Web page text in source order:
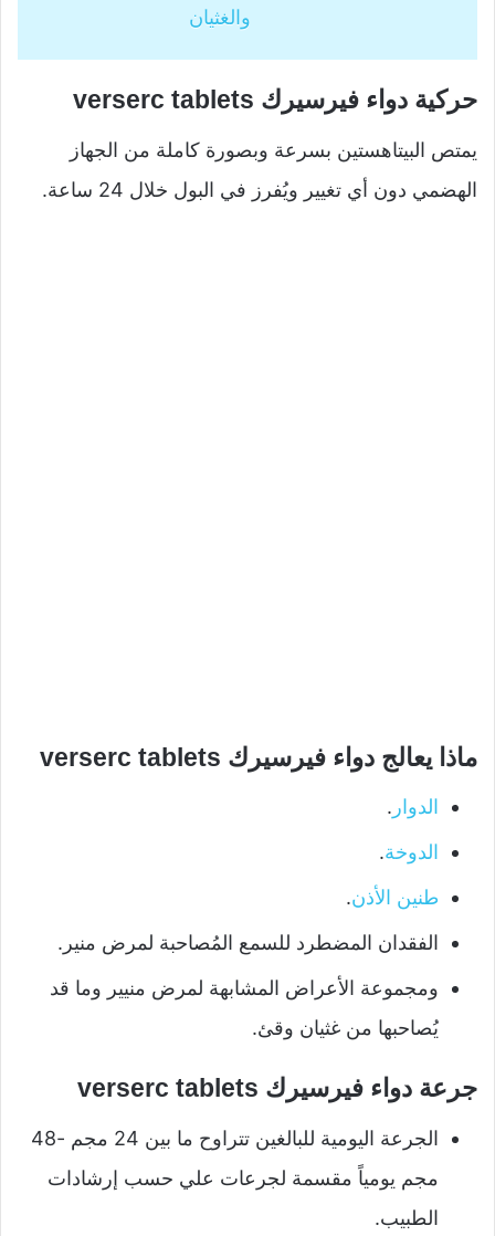
والغثيان
حركية دواء فيرسيرك verserc tablets
يمتص البيتاهستين بسرعة وبصورة كاملة من الجهاز
الهضمي دون أي تغيير ويُفرز في البول خلال 24 ساعة.
ماذا يعالج دواء فيرسيرك verserc tablets
الدوار .
الدوخة.
طنين الأذن.
الفقدان المضطرد للسمع المُصاحبة لمرض منير.
ومجموعة الأعراض المشابهة لمرض منيير وما قد
يُصاحبها من غثيان وقئ.
جرعة دواء فيرسيرك verserc tablets
الجرعة اليومية للبالغين تتراوح ما بين 24 مجم -48
مجم يومياً مقسمة لجرعات علي حسب إرشادات
الطبيب.